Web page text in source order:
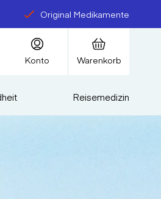
Original Medikamente
Konto Warenkorb
Reisemedizin